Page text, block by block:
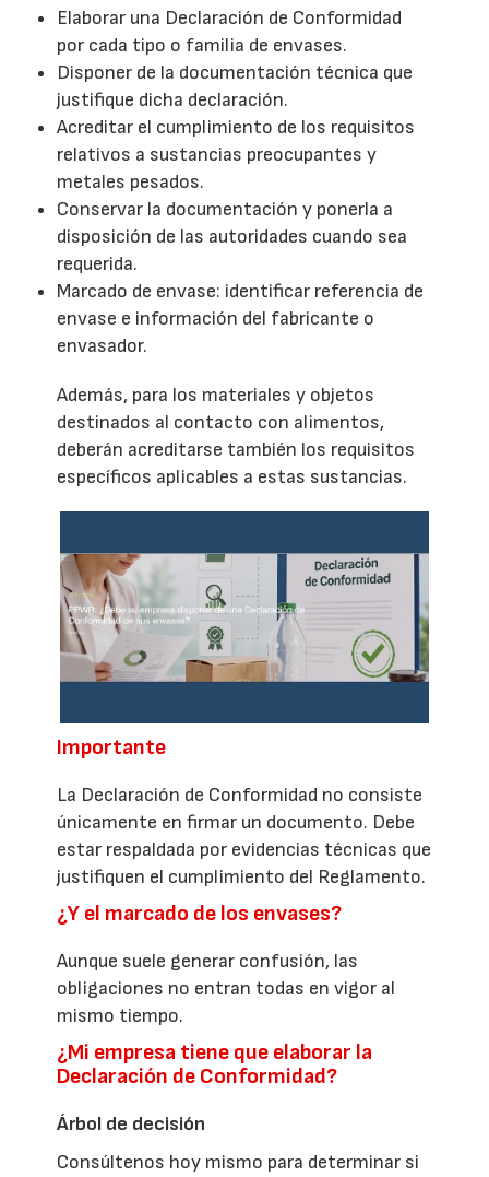
Elaborar una Declaración de Conformidad
por cada tipo o familia de envases.
Disponer de la documentación técnica que
justifique dicha declaración.
Acreditar el cumplimiento de los requisitos
relativos a sustancias preocupantes y
metales pesados.
Conservar la documentación y ponerla a
disposición de las autoridades cuando sea
requerida.
Marcado de envase: identificar referencia de
envase e información del fabricante o
envasador.
Además, para los materiales y objetos
destinados al contacto con alimentos,
deberán acreditarse también los requisitos
específicos aplicables a estas sustancias.
Importante
La Declaración de Conformidad no consiste
únicamente en firmar un documento. Debe
estar respaldada por evidencias técnicas que
justifiquen el cumplimiento del Reglamento.
¿Y el marcado de los envases?
Aunque suele generar confusión, las
obligaciones no entran todas en vigor al
mismo tiempo.
¿Mi empresa tiene que elaborar la
Declaración de Conformidad?
Árbol de decisión
Consúltenos hoy mismo para determinar si